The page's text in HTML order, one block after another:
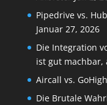
Pipedrive vs.
Januar 27, 2026
Die Integration
ist gut
Aircall vs.
Die Brutale